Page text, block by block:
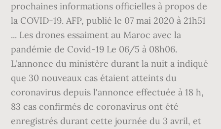
prochaines informations officielles à propos de
la COVID-19. AFP, publié le 07 mai 2020 à 21h51
... Les drones essaiment au Maroc avec la
pandémie de Covid-19 Le 06/5 à 08h06.
L'annonce du ministère durant la nuit a indiqué
que 30 nouveaux cas étaient atteints du
coronavirus depuis l'annonce effectuée à 18 h,
83 cas confirmés de coronavirus ont été
enregistrés durant cette journée du 3 avril, et